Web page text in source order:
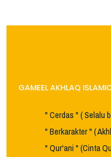
GAMEEL AKHLAQ
" Cerdas " ( Selalu
" Berkarakter " (
" Qur'ani " (Cinta